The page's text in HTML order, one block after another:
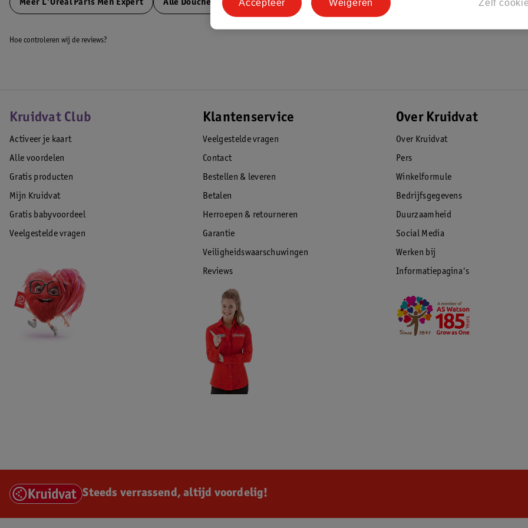
Meer L'Oreal Paris Men Expert Alle Douchegel
Hoe controleren wij de reviews?
Kruidvat Club
Activeer je kaart
Alle voordelen
Gratis producten
Mijn Kruidvat
Gratis babyvoordeel
Veelgestelde vragen
Klantenservice
Veelgestelde vragen
Contact
Bestellen & leveren
Betalen
Herroepen & retourneren
Garantie
Veiligheidswaarschuwingen
Reviews
Over Kruidvat
Over Kruidvat
Pers
Winkelformule
Bedrijfsgegevens
Duurzaamheid
Social Media
Werken bij
Informatiepagina's
Steeds verrassend, altijd voordelig!
Zelf
Weigeren
Accepteer